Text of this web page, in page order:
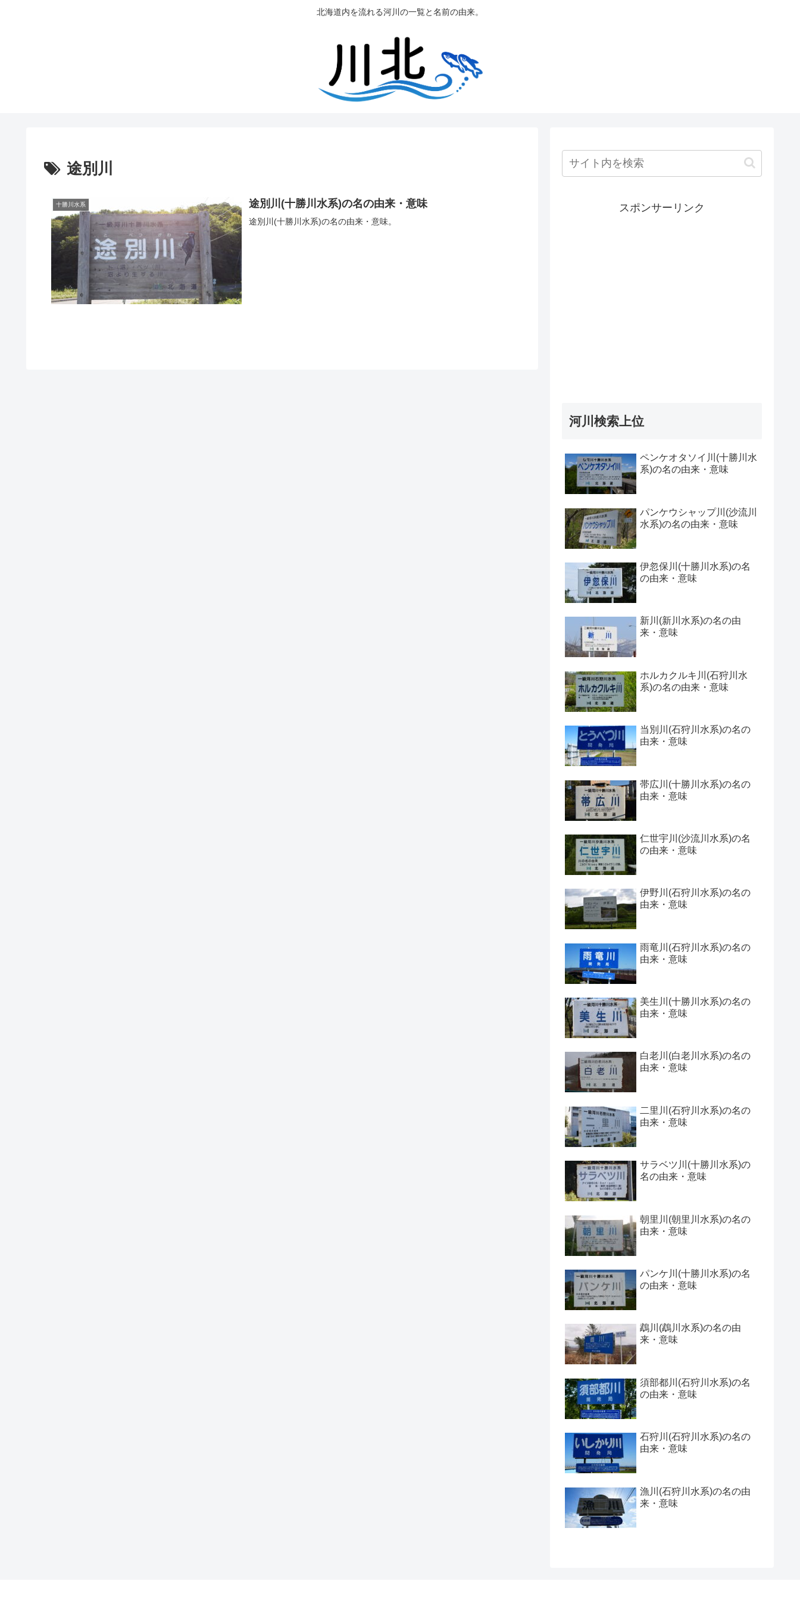
北海道内を流れる河川の一覧と名前の由来。
途別川
十勝川水系 途別川(十勝川水系)の名の由来・意味
途別川(十勝川水系)の名の由来・意味。
スポンサーリンク
河川検索上位
ペンケオタソイ川(十勝川水
系)の名の由来・意味
パンケウシャップ川(沙流川
水系)の名の由来・意味
伊忽保川(十勝川水系)の名
の由来・意味
新川(新川水系)の名の由
来・意味
ホルカクルキ川(石狩川水
系)の名の由来・意味
当別川(石狩川水系)の名の
由来・意味
帯広川(十勝川水系)の名の
由来・意味
仁世宇川(沙流川水系)の名
の由来・意味
伊野川(石狩川水系)の名の
由来・意味
雨竜川(石狩川水系)の名の
由来・意味
美生川(十勝川水系)の名の
由来・意味
白老川(白老川水系)の名の
由来・意味
二里川(石狩川水系)の名の
由来・意味
サラベツ川(十勝川水系)の
名の由来・意味
朝里川(朝里川水系)の名の
由来・意味
パンケ川(十勝川水系)の名
の由来・意味
鵡川(鵡川水系)の名の由
来・意味
須部都川(石狩川水系)の名
の由来・意味
石狩川(石狩川水系)の名の
由来・意味
漁川(石狩川水系)の名の由
来・意味